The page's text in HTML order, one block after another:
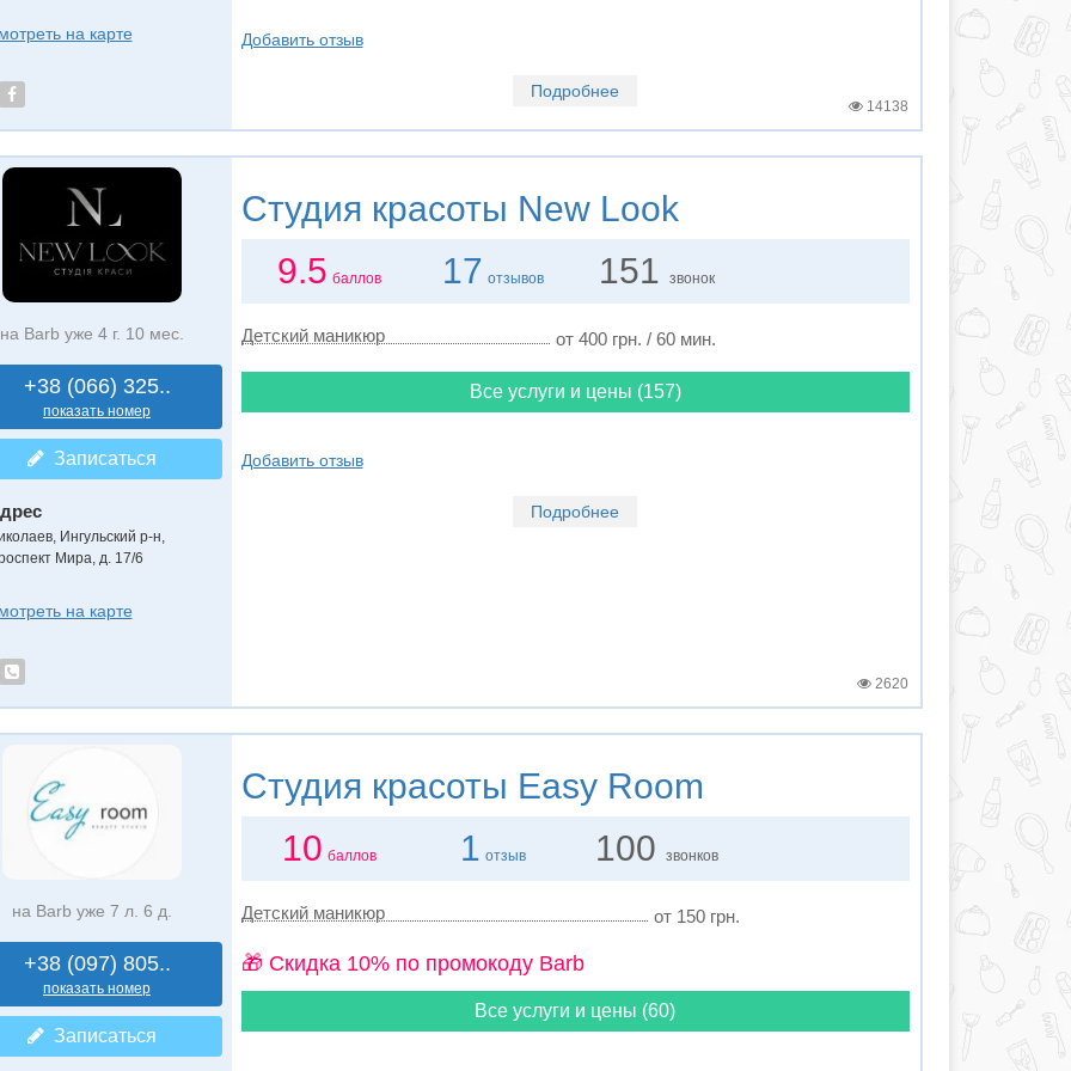
на карте Добавить отзыв
Подробнее
14138
на Barb уже 4 г. 10 мес.
+38 (066) 325..
показать номер
Записаться
Ингульский р-н
Мира, д. 17/6
на карте
Студия красоты New Look
9.5 баллов 17 отзывов 151 звонок
Детский маникюр от 400 грн. / 60 мин.
Все услуги и цены (157)
Добавить отзыв
Подробнее
2620
на Barb уже 7 л. 6 д.
+38 (097) 805..
показать номер
Записаться
Студия красоты Easy Room
10 баллов 1 отзыв 100 звонков
Детский маникюр от 150 грн.
🎁 Cкидка 10% по промокоду Barb
Все услуги и цены (60)